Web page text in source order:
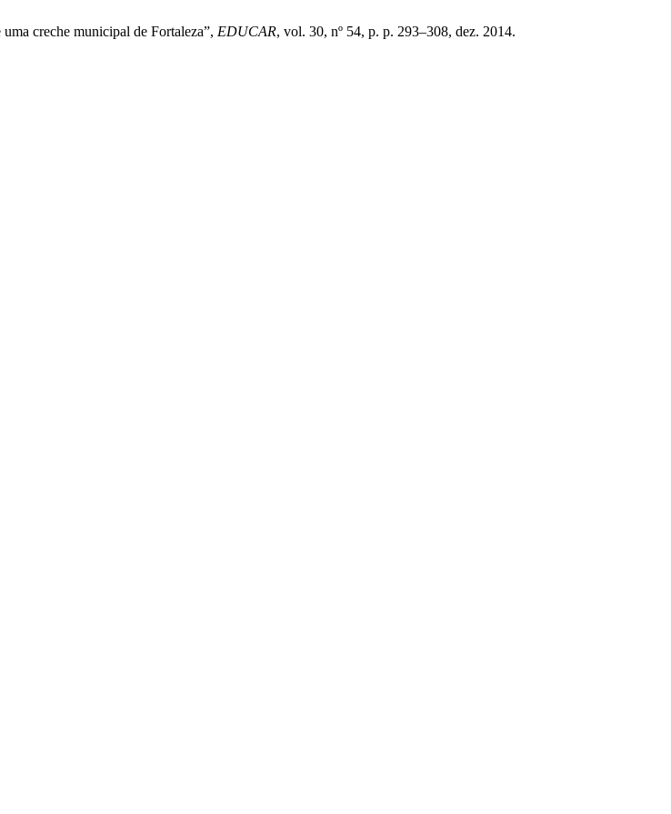
creche municipal de Fortaleza”, EDUCAR, vol. 30, nº 54, p. p. 293–308, dez. 2014.